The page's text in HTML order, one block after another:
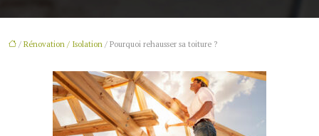
/ Rénovation / Isolation / Pourquoi rehausser sa toiture ?